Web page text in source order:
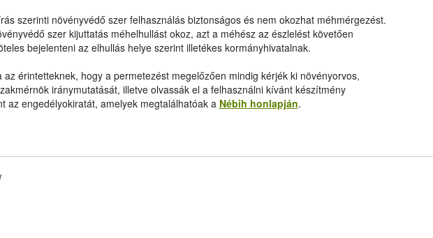
szerinti növényvédő szer felhasználás biztonságos és nem okozhat méhmérgezést.
szer kijuttatás méhelhullást okoz, azt a méhész az észlelést követően
bejelenteni az elhullás helye szerint illetékes kormányhivatalnak.
az érintetteknek, hogy a permetezést megelőzően mindig kérjék ki növényorvos,
iránymutatását, illetve olvassák el a felhasználni kívánt készítmény
az engedélyokiratát, amelyek megtalálhatóak a Nébih honlapján.